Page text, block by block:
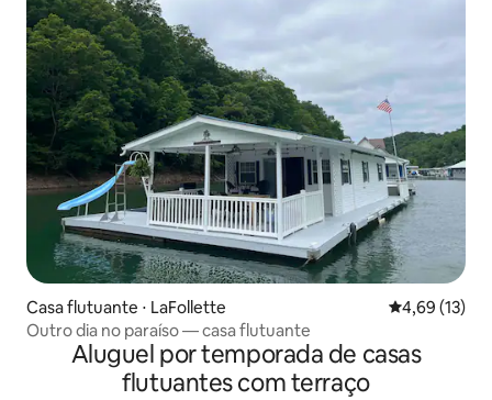
Casa flutuante ⋅ LaFollette 4,69 de uma
4,69 (13)
Outro dia no paraíso — casa flutuante
Aluguel por temporada de casas
flutuantes com terraço